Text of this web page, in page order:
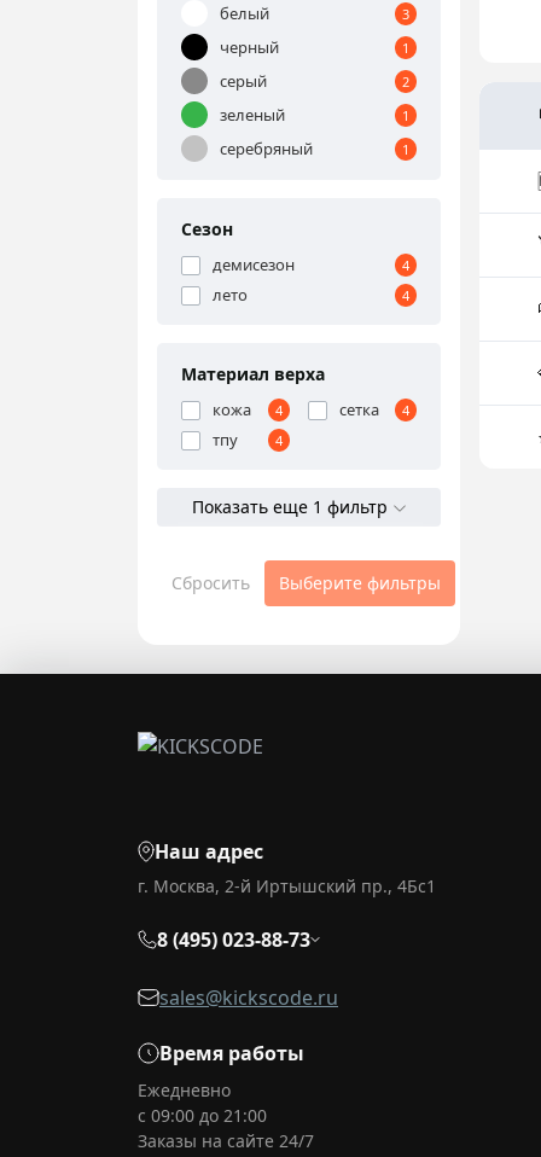
белый 3
черный 1
серый 2
зеленый 1
серебряный 1
Сезон
демисезон 4
лето 4
Материал верха
кожа 4 сетка 4
тпу 4
Показать еще 1 фильтр
Сбросить Выберите фильтры
Наш адрес
г. Москва, 2-й Иртышский пр., 4Бс1
8 (495) 023-88-73
sales@kickscode.ru
Время работы
Ежедневно
с 09:00 до 21:00
Заказы на сайте 24/7